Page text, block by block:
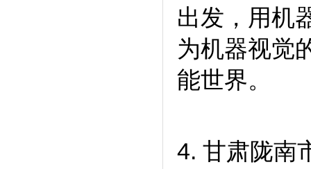
出发，用机
为机器视觉
能世界。
4. 甘肃陇南